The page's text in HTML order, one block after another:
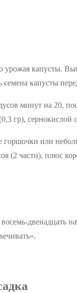
урожая капусты.
семена капусты
минут на 20,
гр),
горшочки или
(2 части), плюс
двенадцать